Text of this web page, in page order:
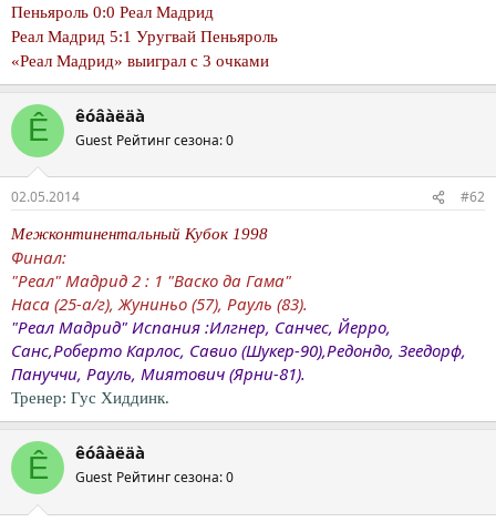
Пеньяроль 0:0 Реал Мадрид
Реал Мадрид 5:1 Уругвай Пеньяроль
«Реал Мадрид» выиграл с 3 очками
Ê êóâàëäà
Guest Рейтинг сезона: 0
02.05.2014 #62
Межконтинентальный Кубок 1998
Финал:
"Реал" Мадрид 2 : 1 "Васко да Гама"
Наса (25-а/г), Жуниньо (57), Рауль (83).
"Реал Мадрид" Испания :Илгнер, Санчес, Йерро,
Санс,Роберто Карлос, Савио (Шукер-90),Редондо, Зеедорф,
Пануччи, Рауль, Миятович (Ярни-81).
Тренер: Гус Хиддинк.
Ê êóâàëäà
Guest Рейтинг сезона: 0